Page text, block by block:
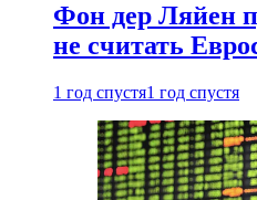
Фон дер Ляйен
не считать
1 год спустя1 год спустя